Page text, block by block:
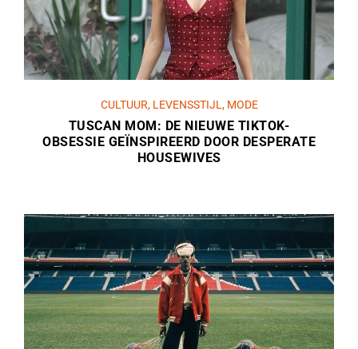
CULTUUR, LEVENSSTIJL , MODE
TUSCAN MOM: DE NIEUWE TIKTOK-
OBSESSIE GEÏNSPIREERD DOOR DESPERATE
HOUSEWIVES